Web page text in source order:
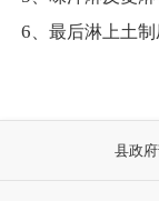
6 、最后淋上土
县政